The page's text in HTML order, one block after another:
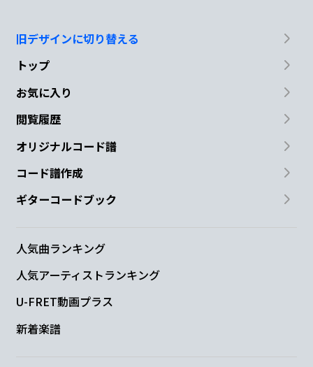
旧デザインに切り替える
トップ
お気に入り
閲覧履歴
オリジナルコード譜
コード譜作成
ギターコードブック
人気曲ランキング
人気アーティストランキング
U-FRET動画プラス
新着楽譜